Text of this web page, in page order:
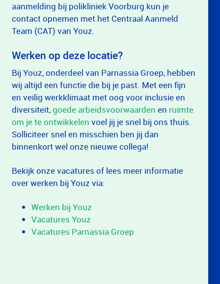
aanmelding bij polikliniek Voorburg kun je
contact opnemen met het Centraal Aanmeld
Team (CAT) van Youz.
Werken op deze locatie?
Bij Youz, onderdeel van Parnassia Groep, hebben
wij altijd een functie die bij je past. Met een fijn
en veilig werkklimaat met oog voor inclusie en
diversiteit, goede arbeidsvoorwaarden en ruimte
om je te ontwikkelen voel jij je snel bij ons thuis.
Solliciteer snel en misschien ben jij dan
binnenkort wel onze nieuwe collega!
Bekijk onze vacatures of lees meer informatie
over werken bij Youz via:
Werken bij Youz
Vacatures Youz
Vacatures Parnassia Groep